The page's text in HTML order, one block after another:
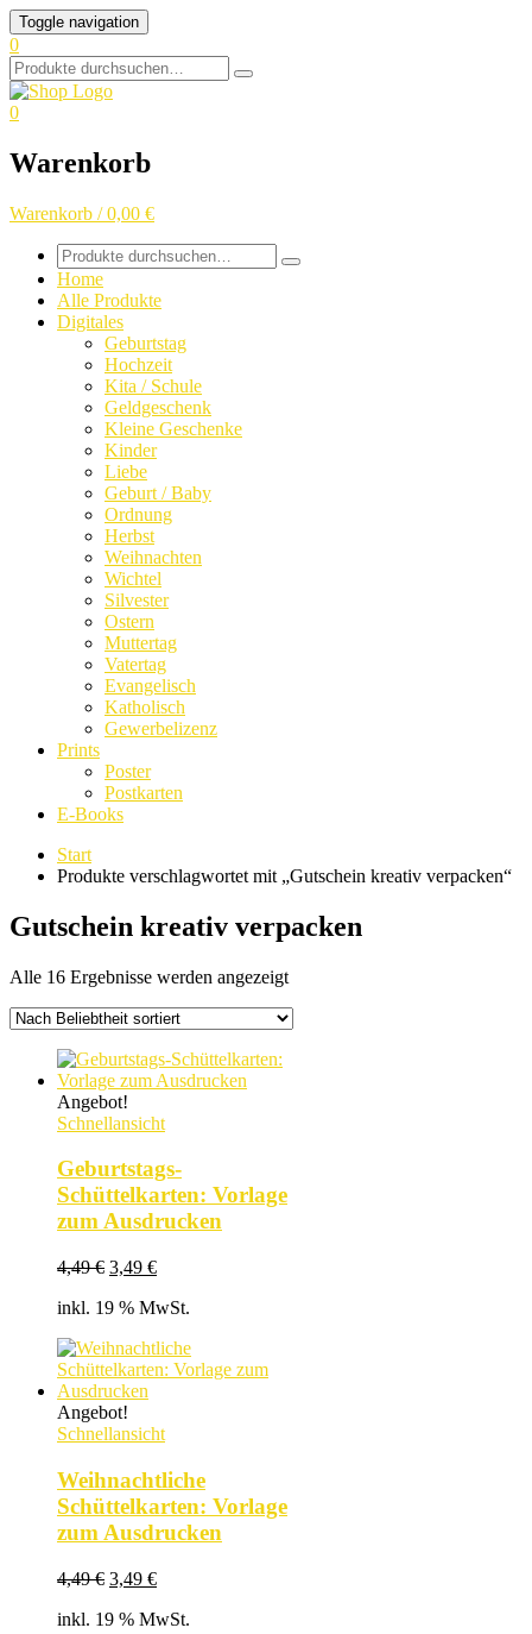
Skip
to
content
Toggle navigation
0
Search
for:
0
Warenkorb
Warenkorb / 0,00 €
Search
for:
Home
Alle Produkte
Digitales
Geburtstag
Hochzeit
Kita / Schule
Geldgeschenk
Kleine Geschenke
Kinder
Liebe
Geburt / Baby
Ordnung
Herbst
Weihnachten
Wichtel
Silvester
Ostern
Muttertag
Vatertag
Evangelisch
Katholisch
Gewerbelizenz
Prints
Poster
Postkarten
E-Books
Start
Produkte verschlagwortet mit „Gutschein kreativ verpacken“
Gutschein kreativ verpacken
Alle 16 Ergebnisse werden angezeigtNach
sortiert
Angebot!
Schnellansicht
Geburtstags-
Schüttelkarten: Vorlage
zum Ausdrucken
4,49€ Ursprünglicher
war:
3,49 €Aktueller
ist:
inkl. 19 % MwSt.
Angebot!
Schnellansicht
Weihnachtliche
Schüttelkarten: Vorlage
zum Ausdrucken
4,49€ Ursprünglicher
war:
3,49 €Aktueller
ist:
inkl. 19 % MwSt.